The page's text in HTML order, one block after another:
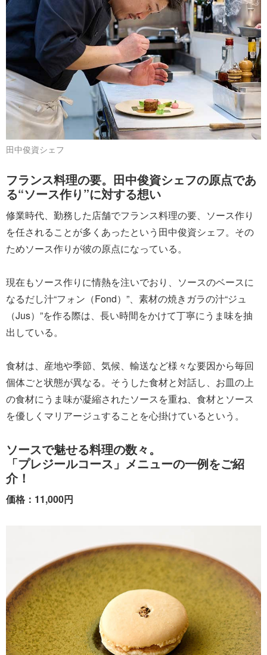
田中俊資シェフ
フランス料理の要。田中俊資シェフの原点であ
る“ソース作り”に対する想い
修業時代、勤務した店舗でフランス料理の要、ソース作り
を任されることが多くあったという田中俊資シェフ。その
ためソース作りが彼の原点になっている。
現在もソース作りに情熱を注いでおり、ソースのベースに
なるだし汁“フォン（Fond）”、素材の焼きガラの汁“ジュ
（Jus）”を作る際は、長い時間をかけて丁寧にうま味を抽
出している。
食材は、産地や季節、気候、輸送など様々な要因から毎回
個体ごと状態が異なる。そうした食材と対話し、お皿の上
の食材にうま味が凝縮されたソースを重ね、食材とソース
を優しくマリアージュすることを心掛けているという。
ソースで魅せる料理の数々。
「プレジールコース」メニューの一例をご紹
介！
価格：11,000円